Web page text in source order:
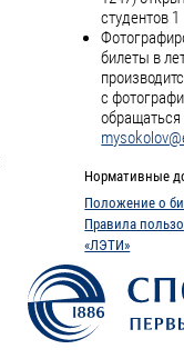
студентов
билеты в
с
обращаться
Нормативные
Положение о
Правила
«ЛЭТИ»